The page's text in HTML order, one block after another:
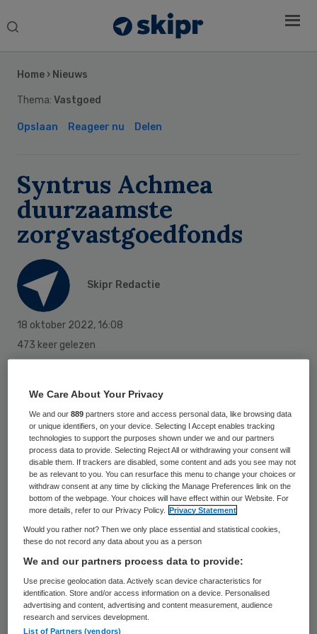
Search
Home › Nieuws
Thema: Vastgoed
Opslaan Reageer nu Delen
Syntrus Achmea
duurzaamste
zorgvastgoedfonds
Skipr Redactie
18 oktober 2022, 16:08
473 keer gelezen
Fund (ADHCPF) van Syntrus Achmea Real
Estate & Finance is uitgeroepen tot het
duurzaamste zorgvastgoedfonds ter
wereld. De Global Real Estate Sustainability
Benchmark (GRESB) bestempelt het
zorgvastgoedfonds – net als vorig jaar –
tot ‘Overall Global Sector Leader’.
Dat meldt Syntrus Achmea op 18 oktober
Het ADHCPF verbeterde de score ten
opzichte van vorig jaar met 2,2 procent en
Sidebar
We Care About Your Privacy
We and our889 partners store and access personal data, like browsing data
or unique identifiers, on your device. Selecting I Accept enables tracking
technologies to support the purposes shown under we and our partners
process data to provide. Selecting Reject All or withdrawing your consent will
disable them. If trackers are disabled, some content and ads you see may not
be as relevant to you. You can resurface this menu to change your choices or
withdraw consent at any time by clicking the Manage Preferences link on the
bottom of the webpage. Your choices will have effect within our Website. For
more details, refer to our Privacy Policy.
Privacy Statement
Would you rather not? Then we only place essential and statistical cookies,
these do not record any data about you as a person
We and our partners process data to provide:
Use precise geolocation data. Actively scan device characteristics for
identification. Store and/or access information on a device. Personalised
advertising and content, advertising and content measurement, audience
research and services development.
List of Partners (vendors)